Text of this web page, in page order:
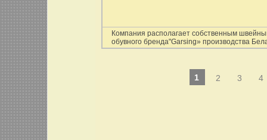
Компания располагает собственным
обувного бренда"Garsing» производства
1 2 3 4